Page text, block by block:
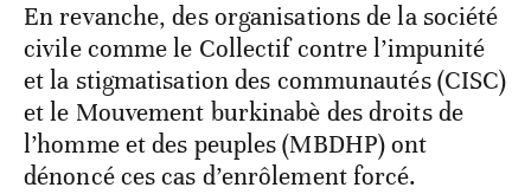
En revanche, des organisations de la société
civile comme le Collectif contre l’impunité
et la stigmatisation des communautés (CISC)
et le Mouvement burkinabè des droits de
l’homme et des peuples (MBDHP) ont
dénoncé ces cas d’enrôlement forcé.